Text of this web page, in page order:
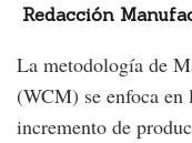
Redacción
La metodología de
(WCM) se enfoca en
incremento de